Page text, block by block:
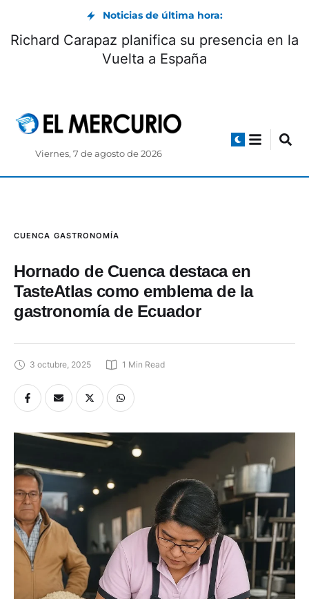
Noticias de última hora:
Richard Carapaz planifica su presencia en la
Vuelta a España
Viernes, 7 de agosto de 2026
CUENCA GASTRONOMÍA
Hornado de Cuenca destaca en
TasteAtlas como emblema de la
gastronomía de Ecuador
3 octubre, 2025 1 Min Read